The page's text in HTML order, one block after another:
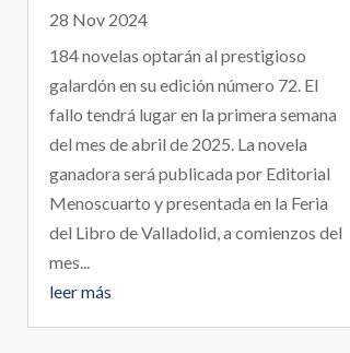
28 Nov 2024
184 novelas optarán al prestigioso
galardón en su edición número 72. El
fallo tendrá lugar en la primera semana
del mes de abril de 2025. La novela
ganadora será publicada por Editorial
Menoscuarto y presentada en la Feria
del Libro de Valladolid, a comienzos del
mes...
leer más